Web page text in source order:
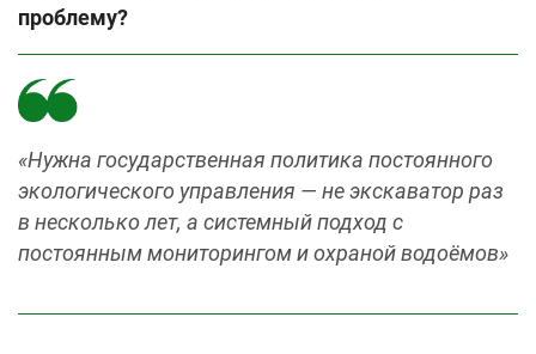
проблему?
«Нужна государственная политика постоянного
экологического управления — не экскаватор раз
в несколько лет, а системный подход с
постоянным мониторингом и охраной водоёмов»